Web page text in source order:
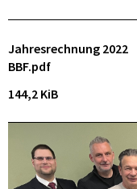
Jahresrechnung 2022
BBF.pdf
144,2 KiB